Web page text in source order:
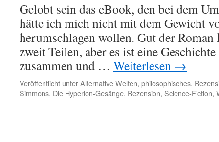
Gelobt sein das eBook, den bei dem
hätte ich mich nicht mit dem Gewicht
herumschlagen wollen. Gut der
zweit Teilen, aber es ist eine
zusammen und … Weiterlesen →
Veröffentlicht unterAlternative Welten, philosophisches,
Simmons, Die Hyperion-Gesänge, Rezension, Science-Fiction,